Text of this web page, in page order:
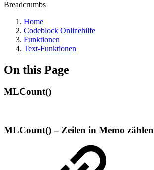
Breadcrumbs
Home
Codeblock Onlinehilfe
Funktionen
Text-Funktionen
On this Page
MLCount()
MLCount() – Zeilen in Memo zählen